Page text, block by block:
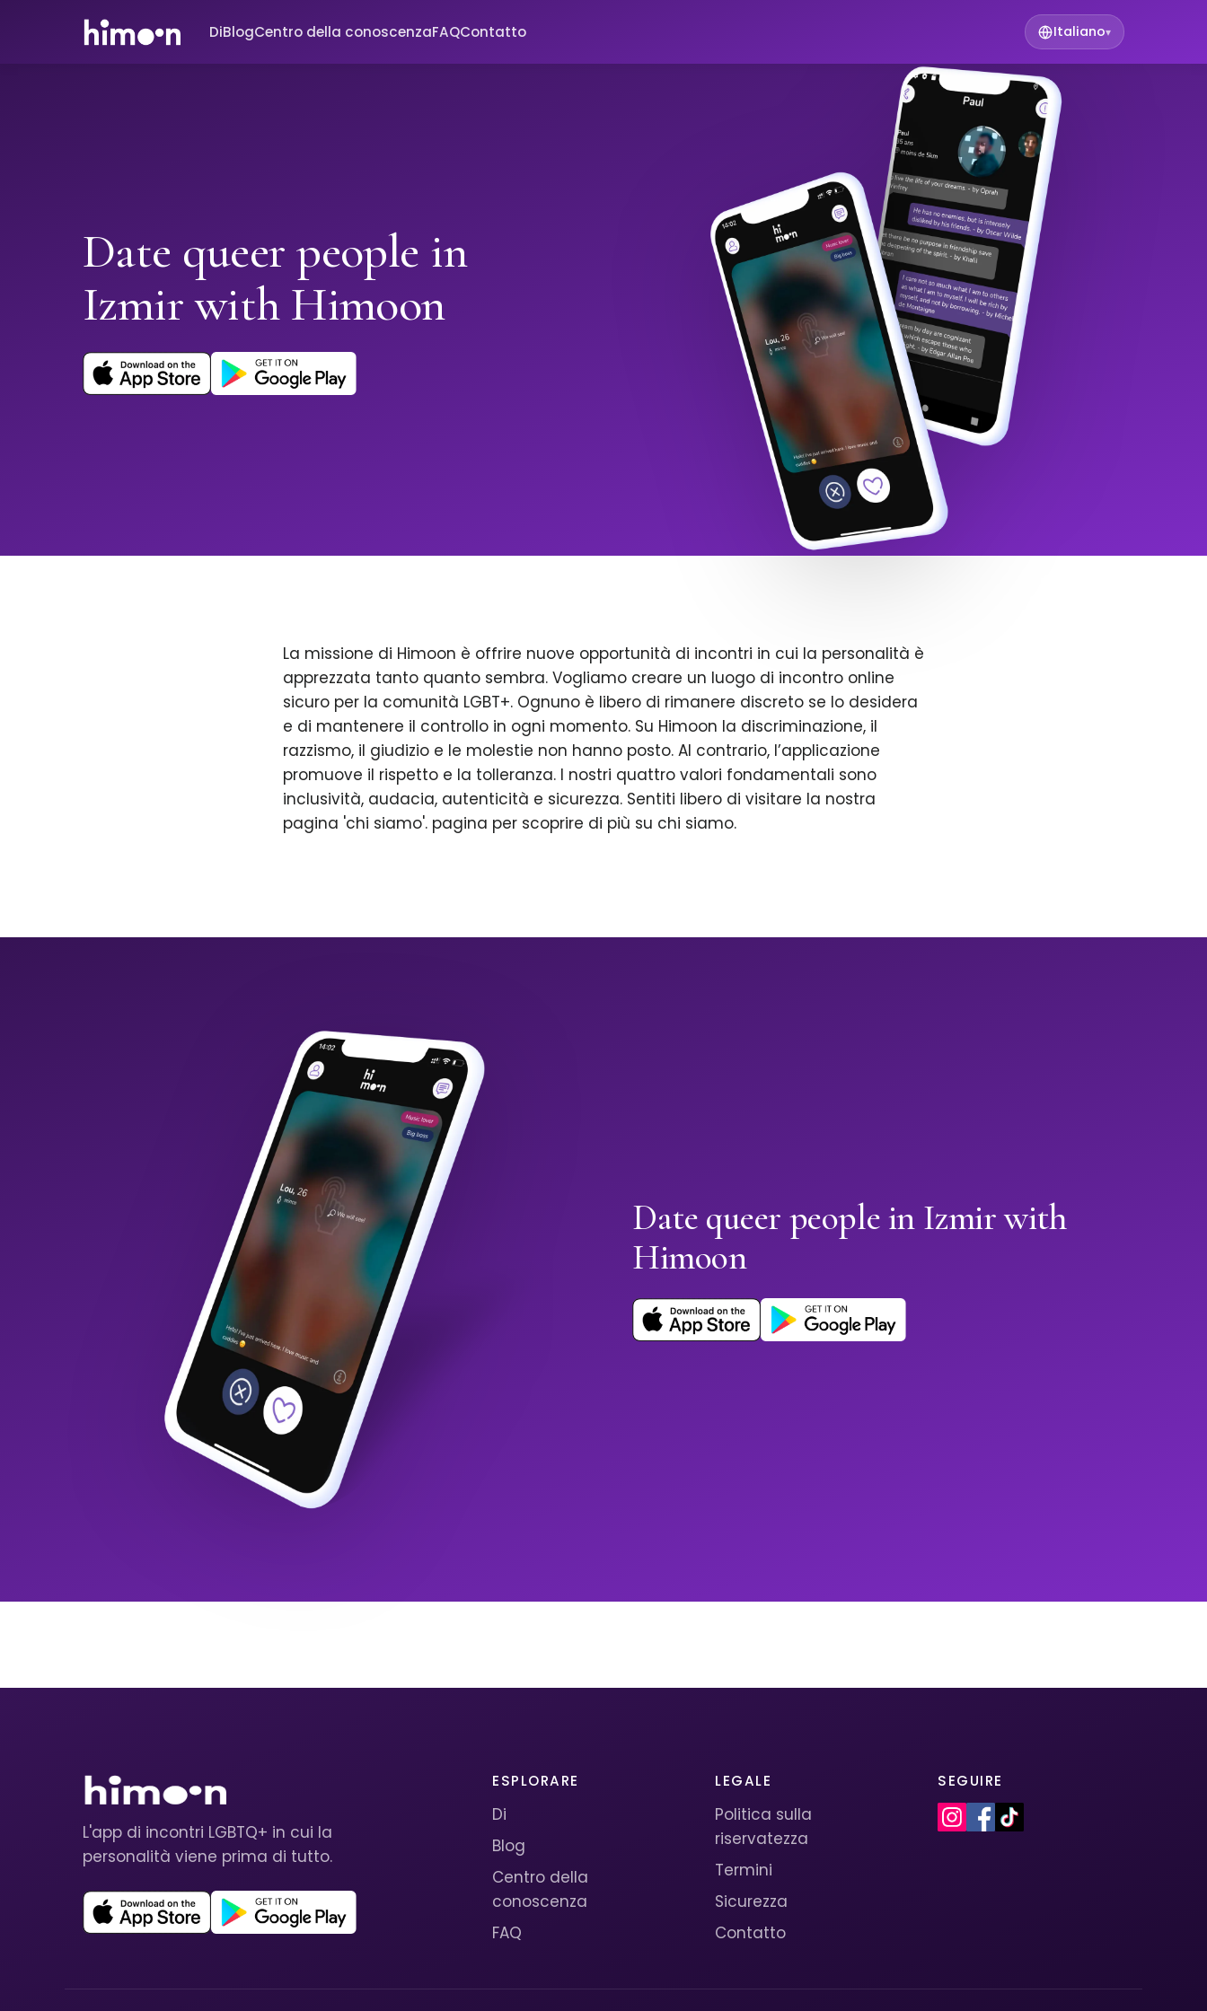
DiBlogCentro della conoscenzaFAQContatto Italiano▾
Date queer people in
Izmir with Himoon
La missione di Himoon è offrire nuove opportunità di incontri in cui la personalità è
apprezzata tanto quanto sembra. Vogliamo creare un luogo di incontro online
sicuro per la comunità LGBT+. Ognuno è libero di rimanere discreto se lo desidera
e di mantenere il controllo in ogni momento. Su Himoon la discriminazione, il
razzismo, il giudizio e le molestie non hanno posto. Al contrario, l’applicazione
promuove il rispetto e la tolleranza. I nostri quattro valori fondamentali sono
inclusività, audacia, autenticità e sicurezza. Sentiti libero di visitare la nostra
pagina 'chi siamo'. pagina per scoprire di più su chi siamo.
Date queer people in Izmir with
Himoon
L'app di incontri LGBTQ+ in cui la
personalità viene prima di tutto.
ESPLORARE
Di
Blog
Centro della
conoscenza
FAQ
LEGALE
Politica sulla
riservatezza
Termini
Sicurezza
Contatto
SEGUIRE